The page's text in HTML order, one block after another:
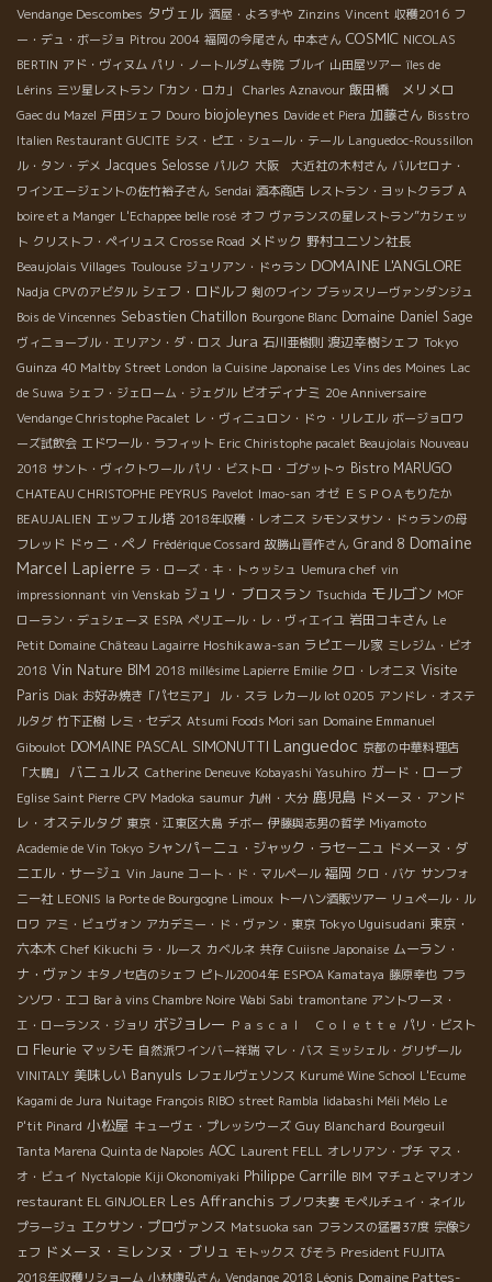
Vendange Descombes タヴェル 酒屋・よろずや Zinzins Vincent 収穫2016 フ
ー・デュ・ボージョ Pitrou 2004 福岡の今尾さん 中本さん COSMIC NICOLAS
BERTIN アド・ヴィヌム パリ・ノートルダム寺院 ブルイ 山田屋ツアー îles de
Lérins 三ツ星レストラン「カン・ロカ」 Charles Aznavour 飯田橋 メリメロ
Gaec du Mazel 戸田シェフ Douro biojoleynes Davide et Piera 加藤さん Bisstro
Italien Restaurant GUCITE シス・ピエ・シュール・テール Languedoc-Roussillon
ル・タン・デメ Jacques Selosse パルク 大阪 大近社の木村さん バルセロナ・
ワインエージェントの佐竹裕子さん Sendai 酒本商店 レストラン・ヨットクラブ A
boire et a Manger L'Echappee belle rosé オフ ヴァランスの星レストラン”カシェッ
ト クリストフ・ペイリュス Crosse Road メドック 野村ユニソン社長
Beaujolais Villages Toulouse ジュリアン・ドゥラン DOMAINE L'ANGLORE
Nadja CPVのアビタル シェフ・ロドルフ 剣のワイン ブラッスリーヴァンダンジュ
Bois de Vincennes Sebastien Chatillon Bourgone Blanc Domaine Daniel Sage
ヴィニョーブル・エリアン・ダ・ロス Jura 石川亜樹則 渡辺幸樹シェフ Tokyo
Guinza 40 Maltby Street London la Cuisine Japonaise Les Vins des Moines Lac
de Suwa シェフ・ジェローム・ジェグル ビオディナミ 20e Anniversaire
Vendange Christophe Pacalet レ・ヴィニュロン・ドゥ・リレエル ボージョロワ
ーズ試飲会 エドワール・ラフィット Eric Chiristophe pacalet Beaujolais Nouveau
2018 サント・ヴィクトワール パリ・ビストロ・ゴグットゥ Bistro MARUGO
CHATEAU CHRISTOPHE PEYRUS Pavelot Imao-san オゼ ＥＳＰＯＡもりたか
BEAUJALIEN エッフェル塔 2018年収穫・レオニス シモンヌサン・ドゥランの母
フレッド ドゥニ・ペノ Frédérique Cossard 故勝山晋作さん Grand 8 Domaine
Marcel Lapierre ラ・ローズ・キ・トゥッシュ Uemura chef vin
impressionnant vin Venskab ジュリ・ブロスラン Tsuchida モルゴン MOF
ローラン・デュシェーヌ ESPA ペリエール・レ・ヴィエイユ 岩田コキさん Le
Petit Domaine Château Lagairre Hoshikawa-san ラピエール家 ミレジム・ビオ
2018 Vin Nature BIM 2018 millésime Lapierre Emilie クロ・レオニヌ Visite
Paris Diak お好み焼き「パセミア」 ル・スラ レカール lot 0205 アンドレ・オステ
ルタグ 竹下正樹 レミ・セデス Atsumi Foods Mori san Domaine Emmanuel
Giboulot DOMAINE PASCAL SIMONUTTI Languedoc 京都の中華料理店
「大鵬」
バニュルス Catherine Deneuve Kobayashi Yasuhiro ガード・ローブ
Eglise Saint Pierre CPV Madoka saumur 九州・大分 鹿児島 ドメーヌ・アンド
レ・オステルタグ 東京・江東区大島 チボー 伊藤與志男の哲学 Miyamoto
Academie de Vin Tokyo シャンパ－ニュ・ジャック・ラセ－ニュ ドメーヌ・ダ
ニエル・サージュ Vin Jaune コート・ド・マルペール 福岡 クロ・バケ サンフォ
ニー社 LEONIS la Porte de Bourgogne Limoux トーハン酒販ツアー リュペール・ル
ロワ アミ・ビュヴォン アカデミー・ド・ヴァン・東京 Tokyo Uguisudani 東京・
六本木 Chef Kikuchi ラ・ルース カベルネ 共存 Cuiisne Japonaise ムーラン・
ナ・ヴァン キタノセ店のシェフ ピトル2004年 ESPOA Kamataya 藤原幸也 フラ
ンソワ・エコ Bar à vins Chambre Noire Wabi Sabi tramontane アントワーヌ・
エ・ローランス・ジョリ ボジョレー Ｐａｓｃａｌ Ｃｏｌｅｔｔｅ パリ・ビスト
ロ Fleurie マッシモ 自然派ワインバー祥瑞 マレ・バス ミッシェル・グリザール
VINITALY 美味しい Banyuls レフェルヴェソンス Kurumé Wine School L'Ecume
Kagami de Jura Nuitage François RIBO street Rambla Iidabashi Méli Mélo Le
P'tit Pinard 小松屋 キューヴェ・プレッシウーズ Guy Blanchard Bourgeuil
Tanta Marena Quinta de Napoles AOC Laurent FELL オレリアン・プチ マス・
オ・ビュイ Nyctalopie Kiji Okonomiyaki Philippe Carrille BIM マチュとマリオン
restaurant EL GINJOLER Les Affranchis ブノワ夫妻 モペルチュイ・ネイル
プラージュ エクサン・プロヴァンス Matsuoka san フランスの猛暑37度 宗像シ
ェフ ドメーヌ・ミレンヌ・ブリュ モトックス びそう President FUJITA
2018年収穫リショーム 小林康弘さん Vendange 2018 Léonis Domaine Pattes-